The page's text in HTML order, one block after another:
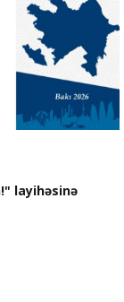
layihəsinə